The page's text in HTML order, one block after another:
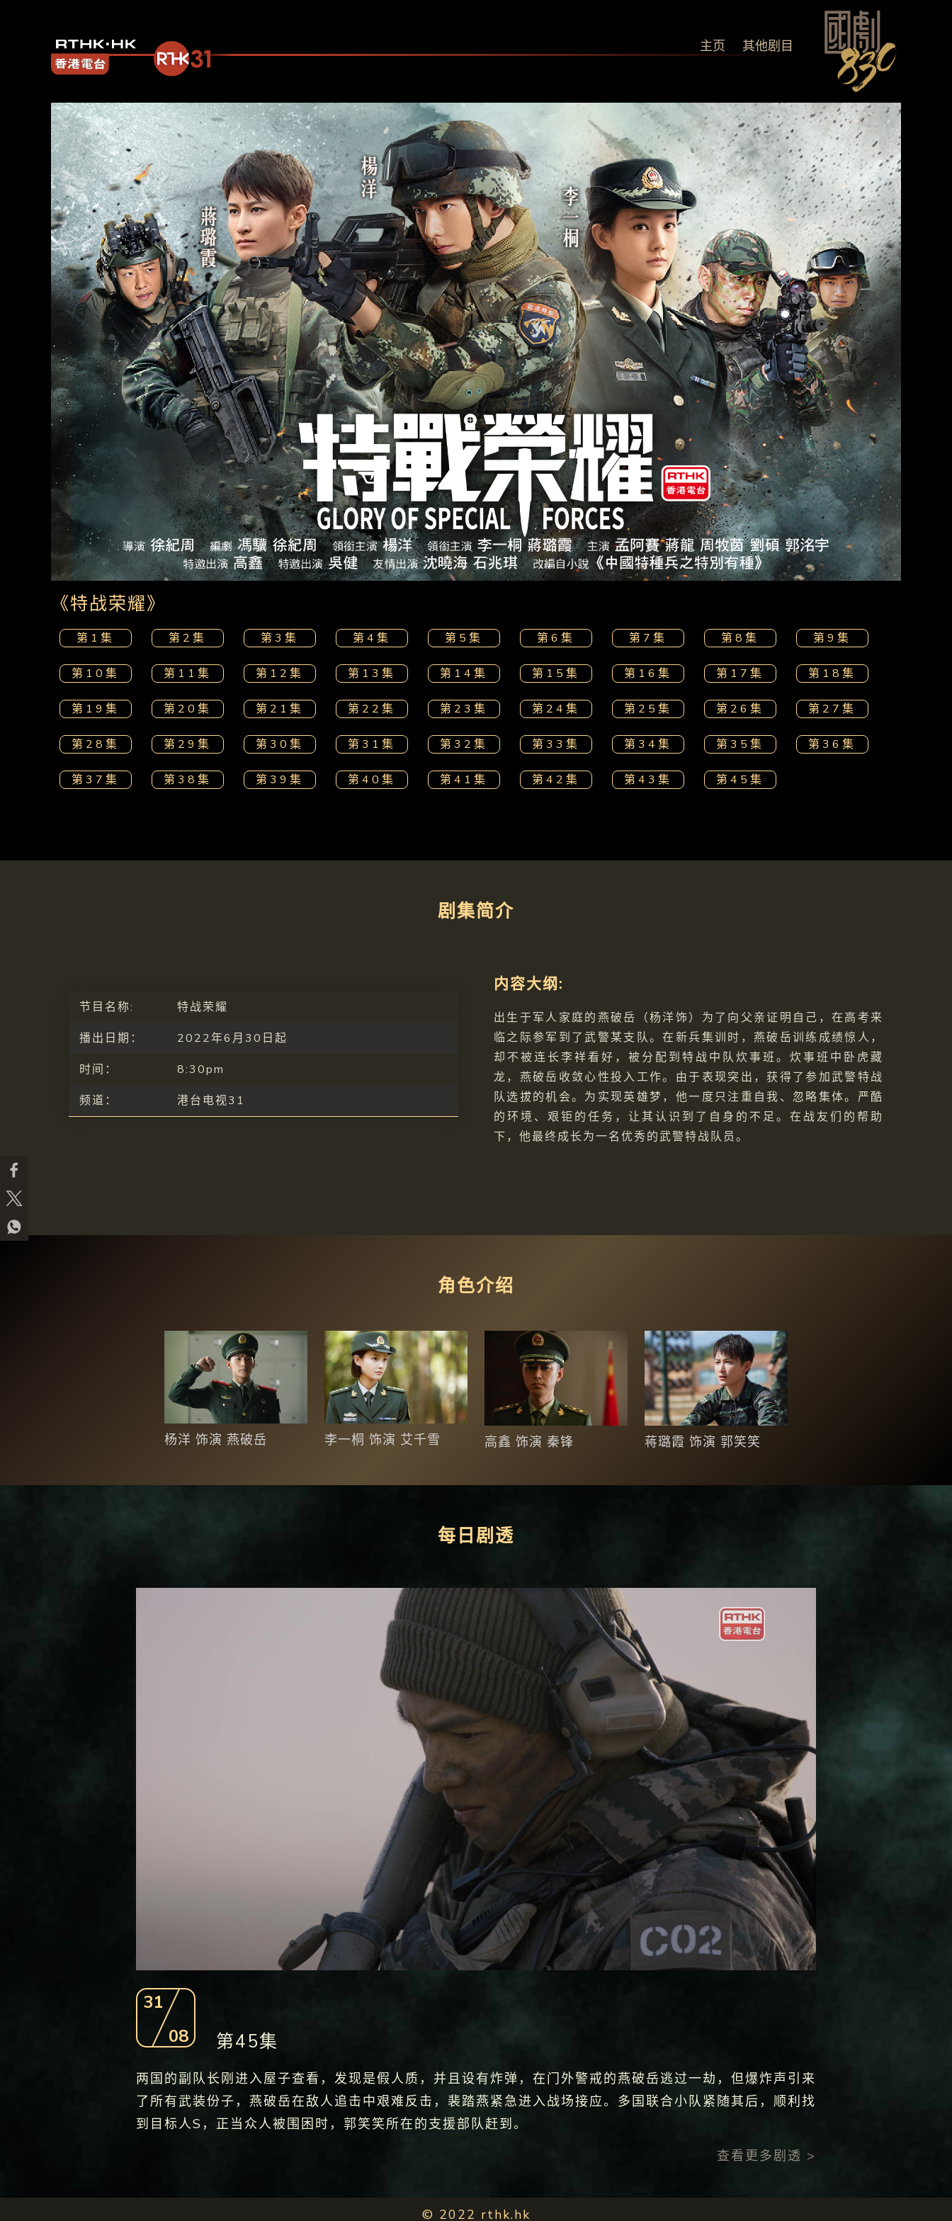
主页 其他剧目
《特战荣耀》
第1集 第2集 第3集 第4集 第5集 第6集 第7集 第8集 第9集
第10集 第11集 第12集 第13集 第14集 第15集 第16集 第17集 第18集
第19集 第20集 第21集 第22集 第23集 第24集 第25集 第26集 第27集
第28集 第29集 第30集 第31集 第32集 第33集 第34集 第35集 第36集
第37集 第38集 第39集 第40集 第41集 第42集 第43集 第45集
剧集简介
节目名称:
特战荣耀
播出日期：
2022年6月30日起
时间：
8:30pm
频道：
港台电视31
内容大纲:
出生于军人家庭的燕破岳（杨洋饰）为了向父亲证明自己，在高考来
临之际参军到了武警某支队。在新兵集训时，燕破岳训练成绩惊人，
却不被连长李祥看好，被分配到特战中队炊事班。炊事班中卧虎藏
龙，燕破岳收敛心性投入工作。由于表现突出，获得了参加武警特战
队选拔的机会。为实现英雄梦，他一度只注重自我、忽略集体。严酷
的环境、艰钜的任务，让其认识到了自身的不足。在战友们的帮助
下，他最终成长为一名优秀的武警特战队员。
角色介绍
杨洋 饰演 燕破岳 李一桐 饰演 艾千雪 高鑫 饰演 秦锋 蒋璐霞 饰演 郭笑笑
每日剧透
31
08
第45集
两国的副队长刚进入屋子查看，发现是假人质，并且设有炸弹，在门外警戒的燕破岳逃过一劫，但爆炸声引来
了所有武装份子，燕破岳在敌人追击中艰难反击，裴踏燕紧急进入战场接应。多国联合小队紧随其后，顺利找
到目标人S，正当众人被围困时，郭笑笑所在的支援部队赶到。
查看更多剧透 >
© 2022 rthk.hk